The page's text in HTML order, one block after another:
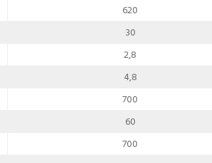
620
30
2,8
4,8
700
60
700